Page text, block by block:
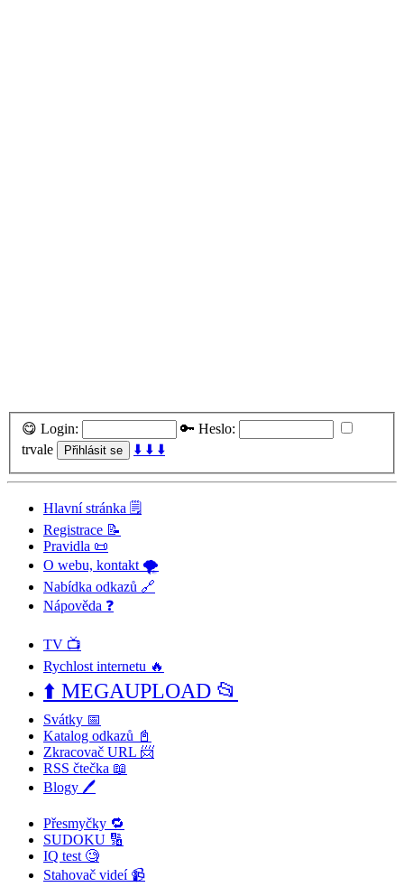
😋 Login:
🔑 Heslo:
trvale
⬇️ ⬇️ ⬇️
Hlavní stránka 🗒️
Registrace 📝
Pravidla 📜
O webu, kontakt 🌪️
Nabídka odkazů 🔗
Nápověda ❓
TV 📺
Rychlost internetu 🔥
⬆️ MEGAUPLOAD 📂
Svátky 📅
Katalog odkazů 📓
Zkracovač URL 📨
RSS čtečka 📖
Blogy 🖊️
Přesmyčky 🔁
SUDOKU 🔢
IQ test 🧐
Stahovač videí 📹